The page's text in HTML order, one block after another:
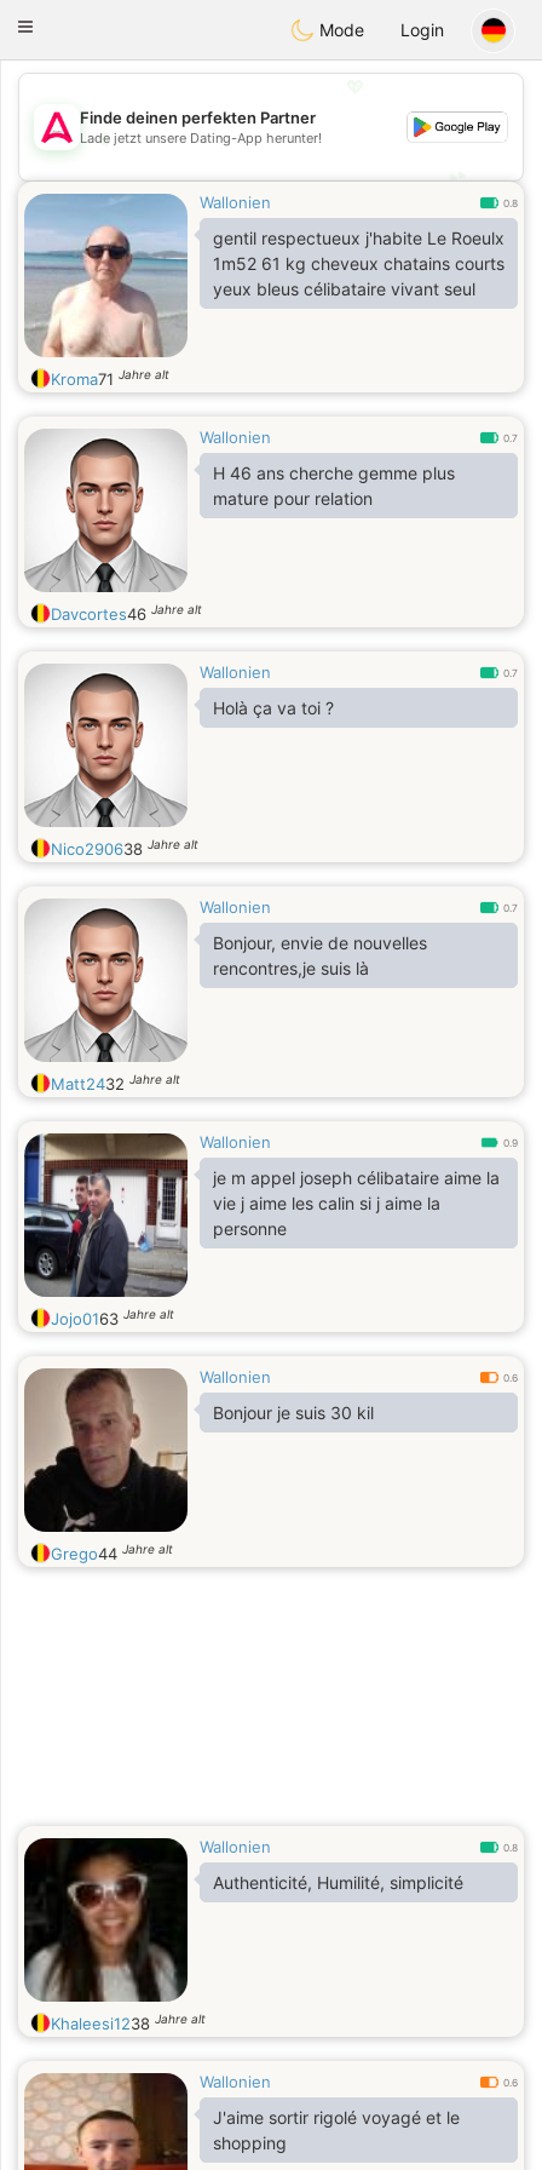
Tantôt
Toggle
Mode Login
💖
💕
Finde deinen perfekten Partner
Lade jetzt unsere Dating-App herunter!
Wallonien 0.8
gentil respectueux j'habite Le Roeulx
1m52 61 kg cheveux chatains courts
yeux bleus célibataire vivant seul
Kroma71 Jahre alt
Wallonien 0.7
H 46 ans cherche gemme plus
mature pour relation
Davcortes46 Jahre alt
Wallonien 0.7
Holà ça va toi ?
Nico290638 Jahre alt
Wallonien 0.7
Bonjour, envie de nouvelles
rencontres,je suis là
Matt2432 Jahre alt
Wallonien 0.9
je m appel joseph célibataire aime la
vie j aime les calin si j aime la
personne
Jojo0163 Jahre alt
Wallonien 0.6
Bonjour je suis 30 kil
Grego44 Jahre alt
Wallonien 0.8
Authenticité, Humilité, simplicité
Khaleesi1238 Jahre alt
Wallonien 0.6
J'aime sortir rigolé voyagé et le
shopping